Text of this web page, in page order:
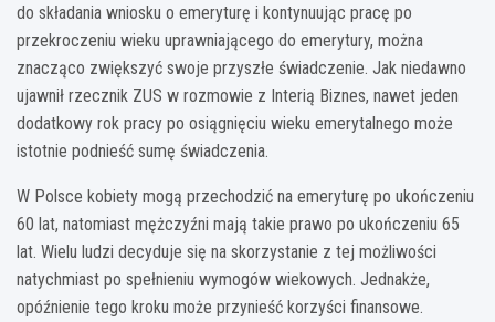
do składania wniosku o emeryturę i kontynuując pracę po
przekroczeniu wieku uprawniającego do emerytury, można
znacząco zwiększyć swoje przyszłe świadczenie. Jak niedawno
ujawnił rzecznik ZUS w rozmowie z Interią Biznes, nawet jeden
dodatkowy rok pracy po osiągnięciu wieku emerytalnego może
istotnie podnieść sumę świadczenia.
W Polsce kobiety mogą przechodzić na emeryturę po ukończeniu
60 lat, natomiast mężczyźni mają takie prawo po ukończeniu 65
lat. Wielu ludzi decyduje się na skorzystanie z tej możliwości
natychmiast po spełnieniu wymogów wiekowych. Jednakże,
opóźnienie tego kroku może przynieść korzyści finansowe.